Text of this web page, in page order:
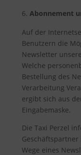
Abonnement
Auf der
Benutzern die
Newsletter
Welche
Bestellung des
Verarbeitung
ergibt sich aus
Eingabemaske.
Die Taxi Perzel
Wege eines